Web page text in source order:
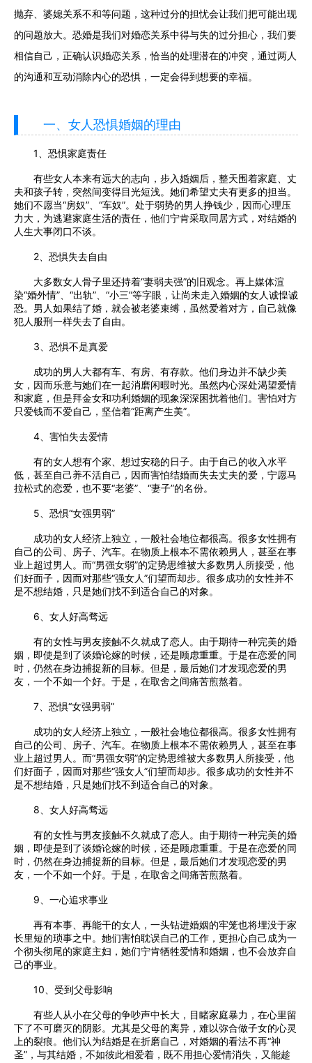
抛弃、婆媳关系不和等问题，这种过分的担忧会让我们把可能出现
的问题放大。恐婚是我们对婚恋关系中得与失的过分担心，我们要
相信自己，正确认识婚恋关系，恰当的处理潜在的冲突，通过两人
的沟通和互动消除内心的恐惧，一定会得到想要的幸福。
一、女人恐惧婚姻的理由
1、恐惧家庭责任
有些女人本来有远大的志向，步入婚姻后，整天围着家庭、丈
夫和孩子转，突然间变得目光短浅。她们希望丈夫有更多的担当。
她们不愿当“房奴”、“车奴”。处于弱势的男人挣钱少，因而心理压
力大，为逃避家庭生活的责任，他们宁肯采取同居方式，对结婚的
人生大事闭口不谈。
2、恐惧失去自由
大多数女人骨子里还持着“妻弱夫强”的旧观念。再上媒体渲
染“婚外情”、“出轨”、“小三”等字眼，让尚未走入婚姻的女人诚惶诚
恐。男人如果结了婚，就会被老婆束缚，虽然爱着对方，自己就像
犯人服刑一样失去了自由。
3、恐惧不是真爱
成功的男人大都有车、有房、有存款。他们身边并不缺少美
女，因而乐意与她们在一起消磨闲暇时光。虽然内心深处渴望爱情
和家庭，但是拜金女和功利婚姻的现象深深困扰着他们。害怕对方
只爱钱而不爱自己，坚信着“距离产生美”。
4、害怕失去爱情
有的女人想有个家、想过安稳的日子。由于自己的收入水平
低，甚至自己养不活自己，因而害怕结婚而失去丈夫的爱，宁愿马
拉松式的恋爱，也不要“老婆”、“妻子”的名份。
5、恐惧“女强男弱”
成功的女人经济上独立，一般社会地位都很高。很多女性拥有
自己的公司、房子、汽车。在物质上根本不需依赖男人，甚至在事
业上超过男人。而“男强女弱”的定势思维被大多数男人所接受，他
们好面子，因而对那些“强女人”们望而却步。很多成功的女性并不
是不想结婚，只是她们找不到适合自己的对象。
6、女人好高骛远
有的女性与男友接触不久就成了恋人。由于期待一种完美的婚
姻，即使是到了谈婚论嫁的时候，还是顾虑重重。于是在恋爱的同
时，仍然在身边捕捉新的目标。但是，最后她们才发现恋爱的男
友，一个不如一个好。于是，在取舍之间痛苦煎熬着。
7、恐惧“女强男弱”
成功的女人经济上独立，一般社会地位都很高。很多女性拥有
自己的公司、房子、汽车。在物质上根本不需依赖男人，甚至在事
业上超过男人。而“男强女弱”的定势思维被大多数男人所接受，他
们好面子，因而对那些“强女人”们望而却步。很多成功的女性并不
是不想结婚，只是她们找不到适合自己的对象。
8、女人好高骛远
有的女性与男友接触不久就成了恋人。由于期待一种完美的婚
姻，即使是到了谈婚论嫁的时候，还是顾虑重重。于是在恋爱的同
时，仍然在身边捕捉新的目标。但是，最后她们才发现恋爱的男
友，一个不如一个好。于是，在取舍之间痛苦煎熬着。
9、一心追求事业
再有本事、再能干的女人，一头钻进婚姻的牢笼也将埋没于家
长里短的琐事之中。她们害怕耽误自己的工作，更担心自己成为一
个彻头彻尾的家庭主妇，她们宁肯牺牲爱情和婚姻，也不会放弃自
己的事业。
10、受到父母影响
有些人从小在父母的争吵声中长大，目睹家庭暴力，在心里留
下了不可磨灭的阴影。尤其是父母的离异，难以弥合做子女的心灵
上的裂痕。他们认为结婚是在折磨自己，对婚姻的看法不再“神
圣”，与其结婚，不如彼此相爱着，既不用担心爱情消失，又能趁